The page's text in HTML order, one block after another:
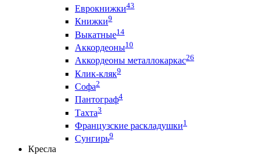
Еврокнижки43
Книжки9
Выкатные14
Аккордеоны10
Аккордеоны металлокаркас26
Клик-кляк9
Софа2
Пантограф4
Тахта3
Французские раскладушки1
Сунгирь9
Кресла